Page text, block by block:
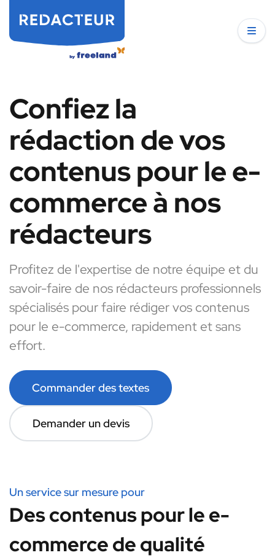
Confiez la
rédaction de vos
contenus pour le e-
commerce à nos
rédacteurs
Profitez de l'expertise de notre équipe et du
savoir-faire de nos rédacteurs professionnels
spécialisés pour faire rédiger vos contenus
pour le e-commerce, rapidement et sans
effort.
Commander des textes
Demander un devis
Un service sur mesure pour
Des contenus pour le e-
commerce de qualité